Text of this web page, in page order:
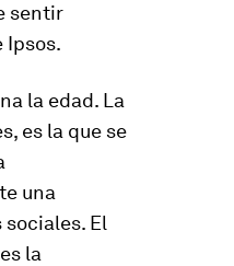
sentir
Ipsos.
la edad. La
es la que se
una
El
la